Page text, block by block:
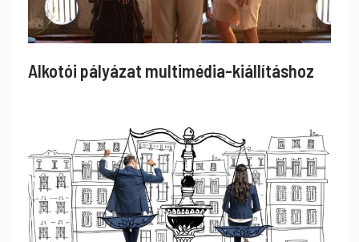
Alkotói pályázat multimédia-kiállításhoz